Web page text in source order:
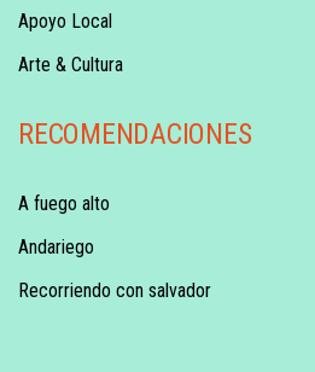
Apoyo Local
Arte & Cultura
RECOMENDACIONES
A fuego alto
Andariego
Recorriendo con salvador